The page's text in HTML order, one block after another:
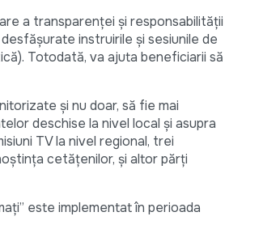
a transparenței și responsabilității
instruirile și sesiunile de
Totodată, va ajuta beneficiarii să
și nu doar, să fie mai
deschise la nivel local și asupra
TV la nivel regional, trei
cetățenilor, și altor părți
este implementat în perioada